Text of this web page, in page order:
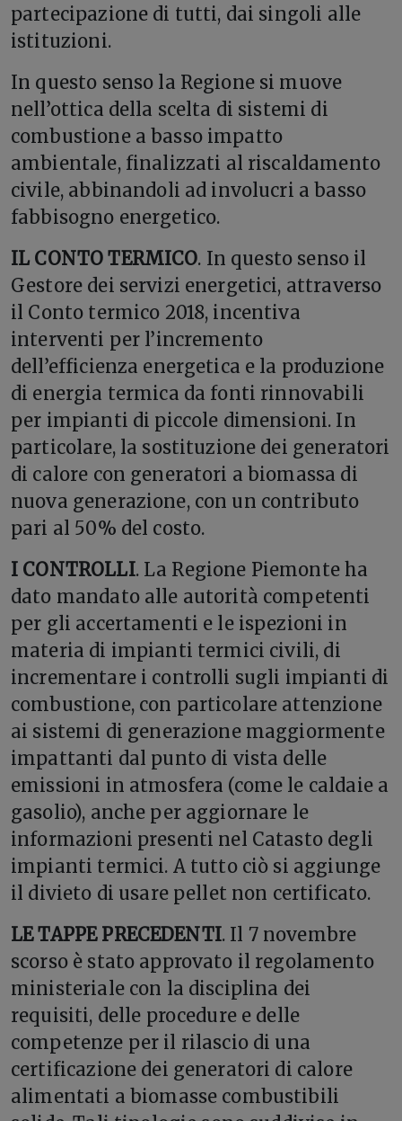
partecipazione di tutti, dai singoli alle
istituzioni.
In questo senso la Regione si muove
nell’ottica della scelta di sistemi di
combustione a basso impatto
ambientale, finalizzati al riscaldamento
civile, abbinandoli ad involucri a basso
fabbisogno energetico.
IL CONTO TERMICO. In questo senso il
Gestore dei servizi energetici, attraverso
il Conto termico 2018, incentiva
interventi per l’incremento
dell’efficienza energetica e la produzione
di energia termica da fonti rinnovabili
per impianti di piccole dimensioni. In
particolare, la sostituzione dei generatori
di calore con generatori a biomassa di
nuova generazione, con un contributo
pari al 50% del costo.
I CONTROLLI. La Regione Piemonte ha
dato mandato alle autorità competenti
per gli accertamenti e le ispezioni in
materia di impianti termici civili, di
incrementare i controlli sugli impianti di
combustione, con particolare attenzione
ai sistemi di generazione maggiormente
impattanti dal punto di vista delle
emissioni in atmosfera (come le caldaie a
gasolio), anche per aggiornare le
informazioni presenti nel Catasto degli
impianti termici. A tutto ciò si aggiunge
il divieto di usare pellet non certificato.
LE TAPPE PRECEDENTI. Il 7 novembre
scorso è stato approvato il regolamento
ministeriale con la disciplina dei
requisiti, delle procedure e delle
competenze per il rilascio di una
certificazione dei generatori di calore
alimentati a biomasse combustibili